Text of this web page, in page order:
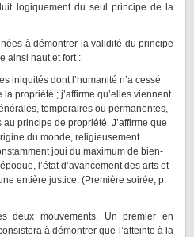
logiquement du seul principe de la
à démontrer la validité du principe
ainsi haut et fort :
iniquités dont l’humanité n’a cessé
propriété ; j’affirme qu’elles viennent
temporaires ou permanentes,
principe de propriété. J’affirme que
du monde, religieusement
joui du maximum de bien-
l’état d’avancement des arts et
entière justice. (Première soirée, p.
deux mouvements. Un premier en
à démontrer que l’atteinte à la